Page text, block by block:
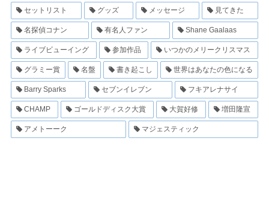
セットリスト グッズ メッセージ 見てきた
名探偵コナン 有名人ファン Shane Gaalaas
ライブビューイング 参加作品 いつかのメリークリスマス
グラミー賞 名盤 書き起こし 世界はあなたの色になる
Barry Sparks セブンイレブン フキアレナサイ
CHAMP ゴールドディスク大賞 大賀好修 増田隆宣
アメトーーク マジェスティック